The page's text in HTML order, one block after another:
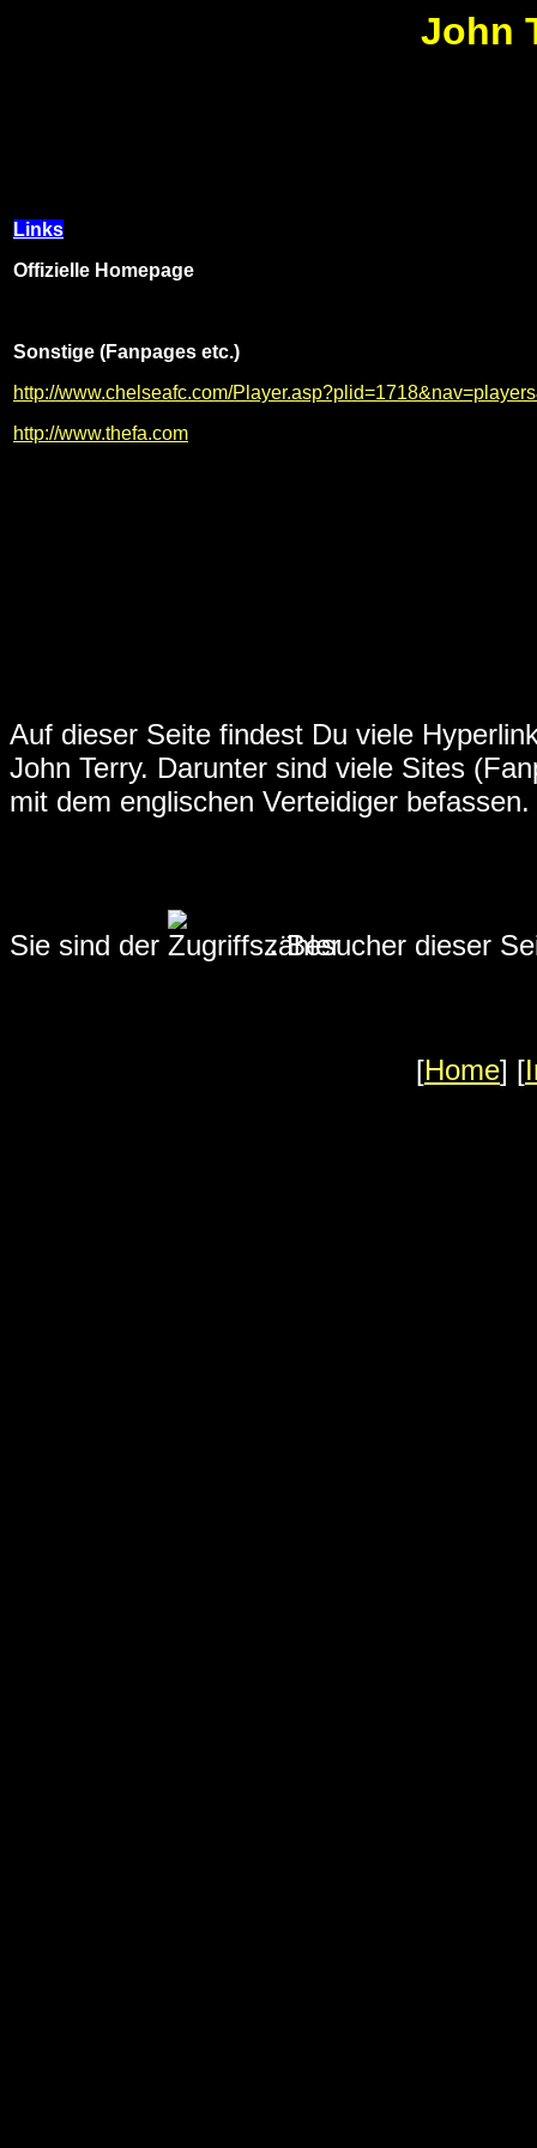
John
Links
Offizielle Homepage
Sonstige (Fanpages etc.)
http://www.chelseafc.com/
http://www.thefa.com
Auf dieser Seite findest Du viele
John Terry. Darunter sind viele Sites
mit dem englischen Verteidiger befassen.
Sie sind der .Besucher dieser
[Home] [